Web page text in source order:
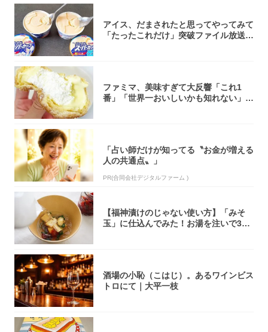
アイス、だまされたと思ってやってみて
「たったこれだけ」突破ファイル放送で
ファミマ、美味すぎて大反響「これ1
番」「世界一おいしいかも知れない」
「占い師だけが知ってる〝お金が増える
人の共通点〟」
PR(合同会社デジタルファーム )
【福神漬けのじゃない使い方】「みそ
玉」に仕込んでみた！お湯を注いで30
酒場の小恥（こはじ）。あるワインビス
トロにて｜大平一枝